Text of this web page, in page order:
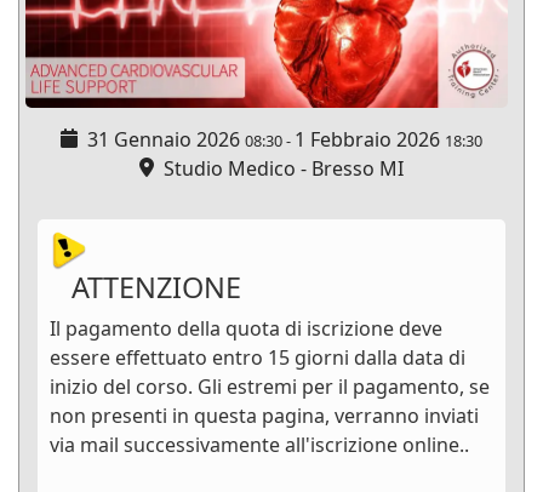
31 Gennaio 2026 08:30- 1 Febbraio 2026 18:30
Studio Medico - Bresso MI
ATTENZIONE
Il pagamento della quota di iscrizione deve
essere effettuato entro 15 giorni dalla data di
inizio del corso. Gli estremi per il pagamento, se
non presenti in questa pagina, verranno inviati
via mail successivamente all'iscrizione online..